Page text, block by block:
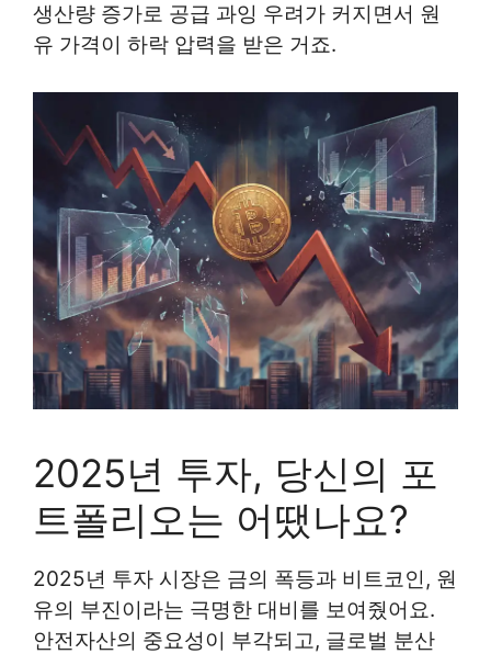
생산량 증가로 공급 과잉 우려가 커지면서 원
유 가격이 하락 압력을 받은 거죠.
2025년 투자, 당신의 포
트폴리오는 어땠나요?
2025년 투자 시장은 금의 폭등과 비트코인, 원
유의 부진이라는 극명한 대비를 보여줬어요.
안전자산의 중요성이 부각되고, 글로벌 분산